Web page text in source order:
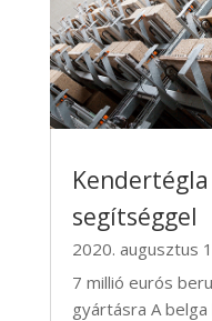
segítséggel
2020. augusztus
7 millió eurós
gyártásra A